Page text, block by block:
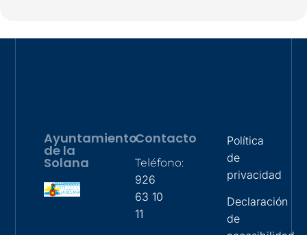
Ayuntamiento
de la
Solana
Contacto
Teléfono:
926
63 10
11
Política
de
privacidad
Declaración
de